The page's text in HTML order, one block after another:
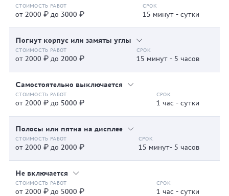
от 2000 ₽ до 3000 ₽ 15 минут - сутки
Погнут корпус или замяты углы
от 2000 ₽ до 2000 ₽ 15 минут - 5 часов
Самостоятельно выключается
от 2000 ₽ до 5000 ₽ 1 час - сутки
Полосы или пятна на дисплее
от 2000 ₽ до 2000 ₽ 15 минут- 5 часов
Не включается
от 2000 ₽ до 5000 ₽ 1 час - сутки